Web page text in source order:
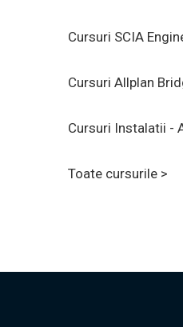
Cursuri SCIA
Cursuri Allplan
Cursuri Instalatii -
Toate cursurile >